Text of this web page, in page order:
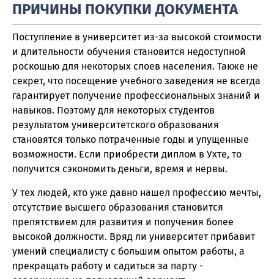
ПРИЧИНЫ ПОКУПКИ ДОКУМЕНТА
Поступление в университет из-за высокой стоимости
и длительности обучения становится недоступной
роскошью для некоторых слоев населения. Также не
секрет, что посещение учебного заведения не всегда
гарантирует получение профессиональных знаний и
навыков. Поэтому для некоторых студентов
результатом университетского образования
становятся только потраченные годы и упущенные
возможности. Если приобрести диплом в Ухте, то
получится сэкономить деньги, время и нервы.
У тех людей, кто уже давно нашел профессию мечты,
отсутствие высшего образования становится
препятствием для развития и получения более
высокой должности. Вряд ли университет прибавит
умений специалисту с большим опытом работы, а
прекращать работу и садиться за парту -